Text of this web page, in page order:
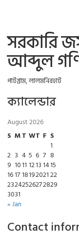
সরকারি
আব্দুল
পাটগ্রাম, লালমনিরহাট
ক্যালেন্ডার
August 2026
S MT WT F S
1
2 3 4 5 6 7 8
9 1011 12131415
16171819202122
23242526272829
3031
« Jan
Contact